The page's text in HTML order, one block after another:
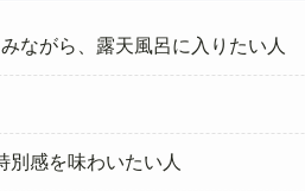
ながら、露天風呂に入りたい人
別感を味わいたい人